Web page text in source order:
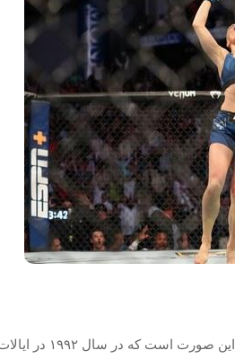
به این صورت است